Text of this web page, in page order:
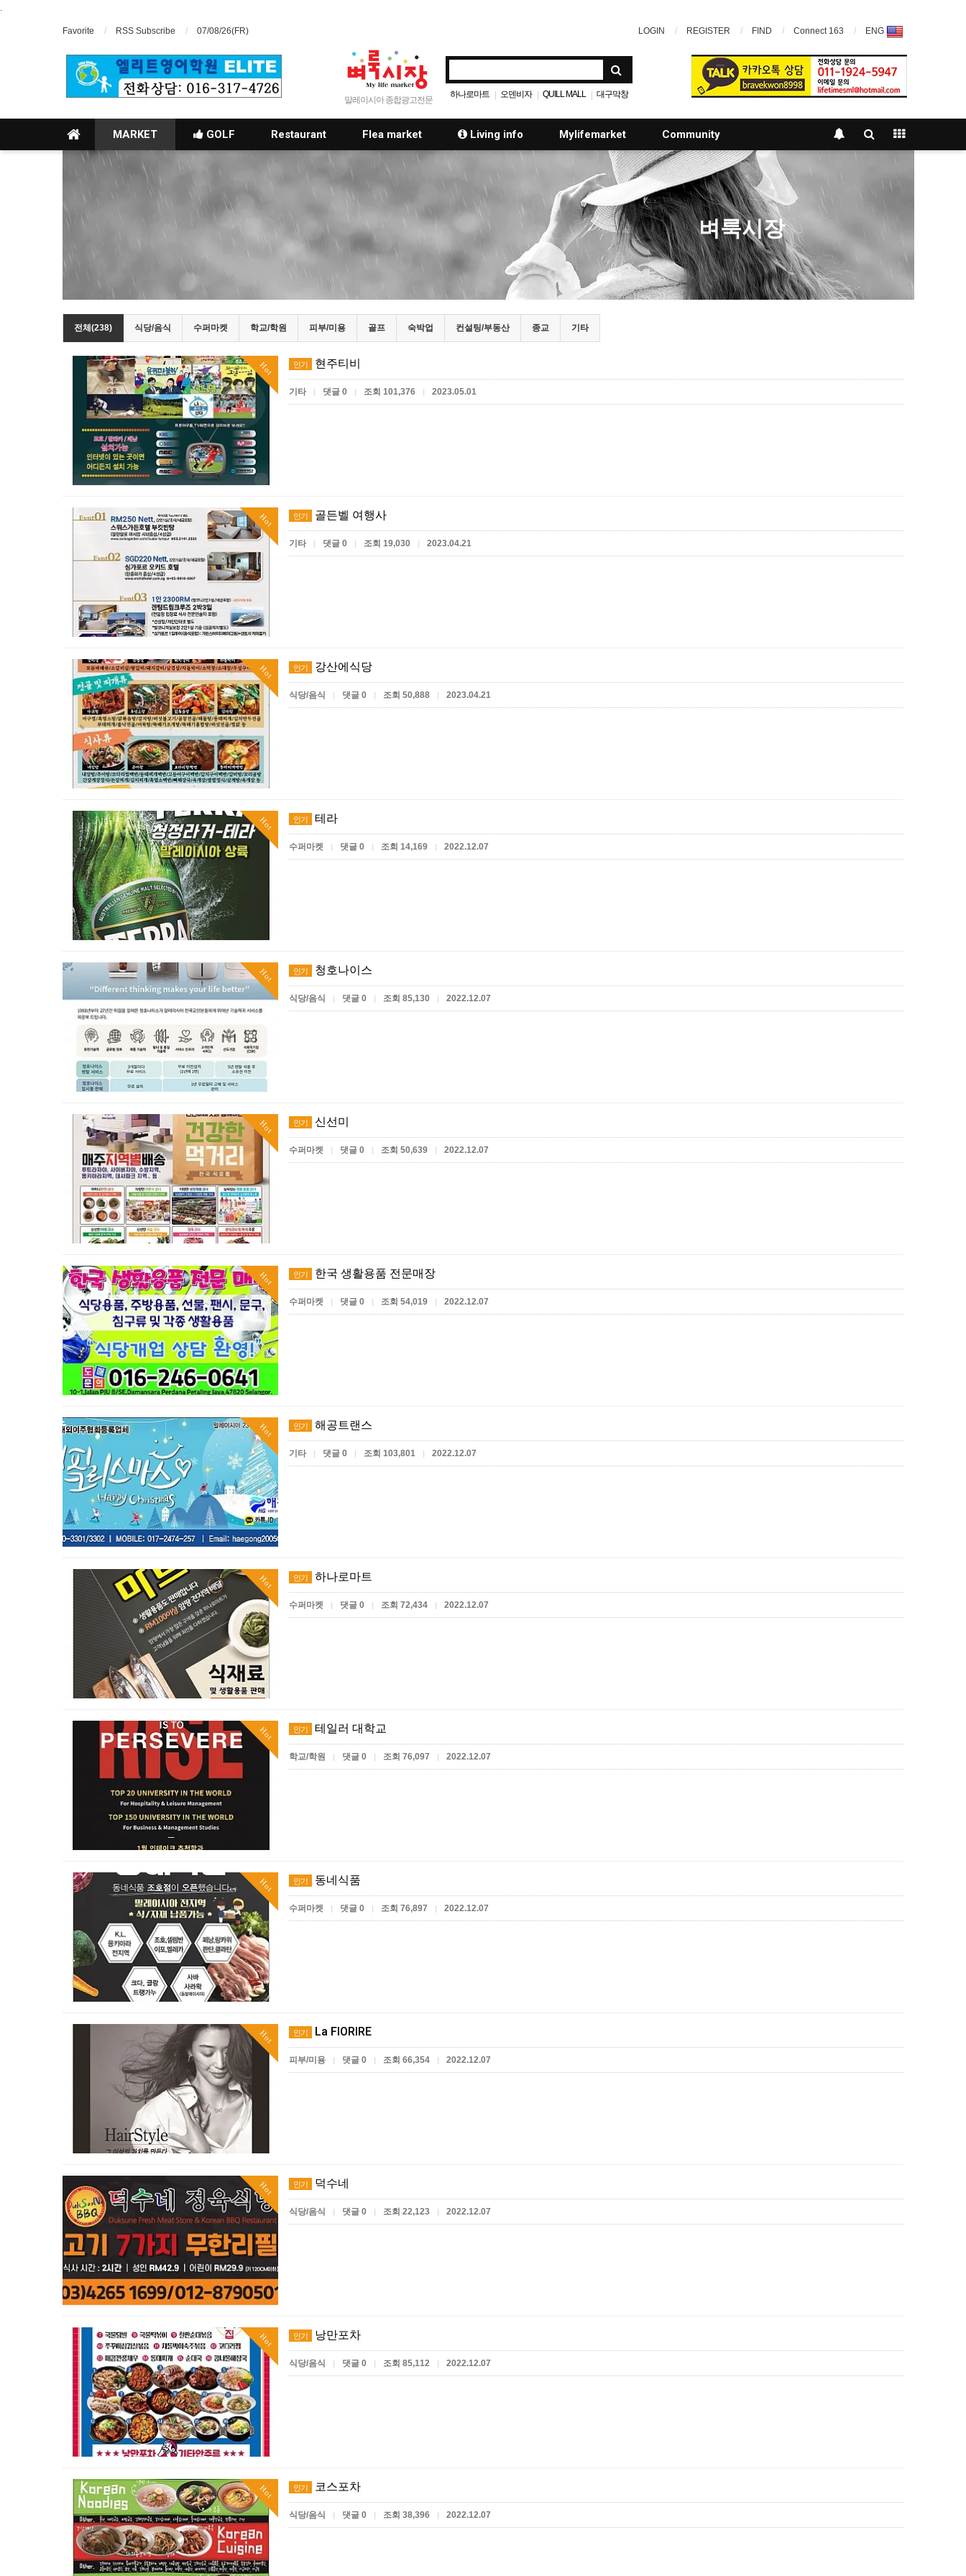
.
Favorite RSS Subscribe 07/08/26(FR) LOGIN REGISTER FIND Connect 163 ENG
말레이시아 종합광고전문
하나로마트 | 오덴비자 | QUILL MALL | 대구막창
MARKET GOLF Restaurant Flea market Living info Mylifemarket Community
벼룩시장
전체(238) 식당/음식 수퍼마켓 학교/학원 피부/미용 골프 숙박업 컨설팅/부동산 종교 기타
Hot 인기 현주티비
기타 | 댓글 0 | 조회 101,376 | 2023.05.01
Hot 인기 골든벨 여행사
기타 | 댓글 0 | 조회 19,030 | 2023.04.21
Hot 인기 강산에식당
식당/음식 | 댓글 0 | 조회 50,888 | 2023.04.21
Hot 인기 테라
수퍼마켓 | 댓글 0 | 조회 14,169 | 2022.12.07
Hot 인기 청호나이스
식당/음식 | 댓글 0 | 조회 85,130 | 2022.12.07
Hot 인기 신선미
수퍼마켓 | 댓글 0 | 조회 50,639 | 2022.12.07
Hot 인기 한국 생활용품 전문매장
수퍼마켓 | 댓글 0 | 조회 54,019 | 2022.12.07
Hot 인기 해공트랜스
기타 | 댓글 0 | 조회 103,801 | 2022.12.07
Hot 인기 하나로마트
수퍼마켓 | 댓글 0 | 조회 72,434 | 2022.12.07
Hot 인기 테일러 대학교
학교/학원 | 댓글 0 | 조회 76,097 | 2022.12.07
Hot 인기 동네식품
수퍼마켓 | 댓글 0 | 조회 76,897 | 2022.12.07
Hot 인기 La FIORIRE
피부/미용 | 댓글 0 | 조회 66,354 | 2022.12.07
Hot 인기 덕수네
식당/음식 | 댓글 0 | 조회 22,123 | 2022.12.07
Hot 인기 낭만포차
식당/음식 | 댓글 0 | 조회 85,112 | 2022.12.07
Hot 인기 코스포차
식당/음식 | 댓글 0 | 조회 38,396 | 2022.12.07